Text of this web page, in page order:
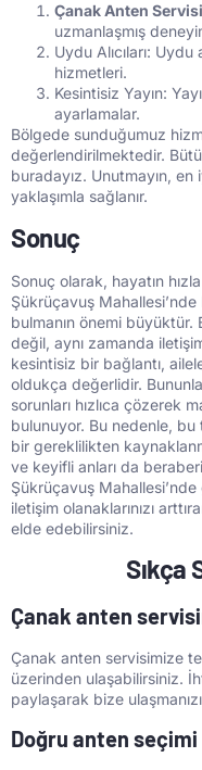
Çanak Anten Servisi
uzmanlaşmış
Uydu Alıcıları: Uydu
hizmetleri.
Kesintisiz Yayın:
ayarlamalar.
Bölgede sunduğumuz
değerlendirilmektedir.
buradayız. Unutmayın,
yaklaşımla sağlanır.
Sonuç
Sonuç olarak, hayatın
Şükrüçavuş
bulmanın önemi büyüktür.
değil, aynı zamanda
kesintisiz bir bağlantı,
oldukça değerlidir.
sorunları hızlıca çözerek
bulunuyor. Bu nedenle,
bir gereklilikten
ve keyifli anları da
Şükrüçavuş
iletişim olanaklarınızı
elde edebilirsiniz.
Sıkça
Çanak anten
Çanak anten servisimize
üzerinden ulaşabilirsiniz.
paylaşarak bize
Doğru anten seçimi